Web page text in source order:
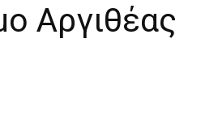
Αργιθέας